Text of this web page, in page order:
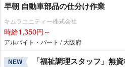
早朝 自動車部品の仕分け作業
キムラユニティー株式会社
時給1,350円～
アルバイト・パート / 大阪府
NEW
「福祉調理スタッフ」無